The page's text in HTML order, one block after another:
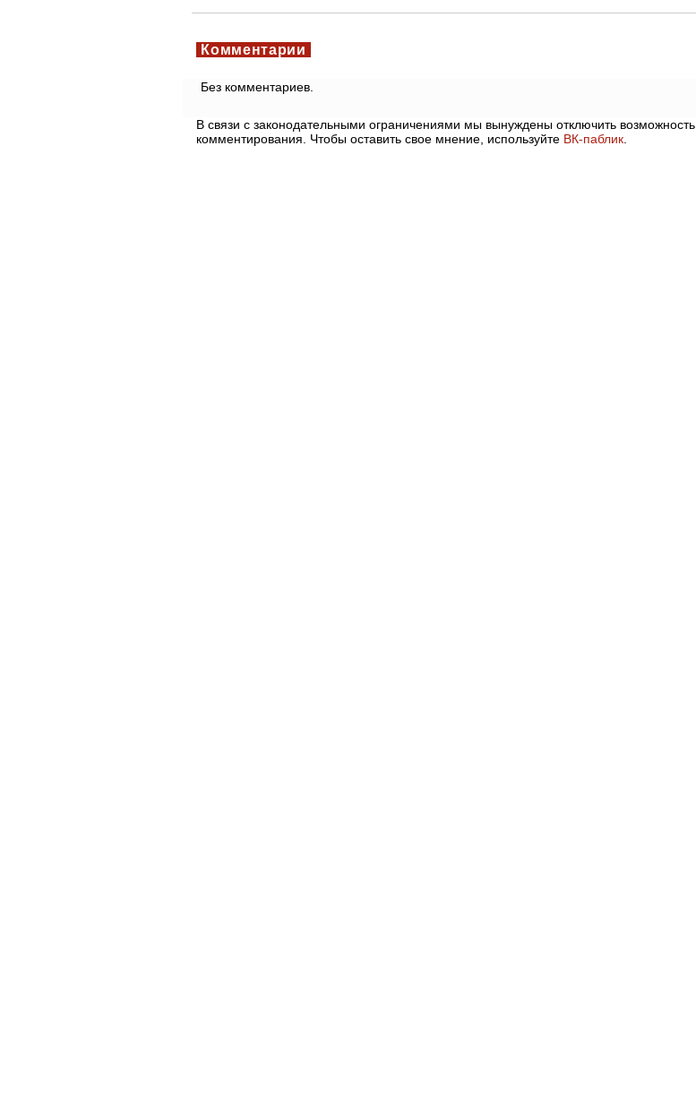
Комментарии
Без комментариев.
В связи с законодательными ограничениями мы вынуждены отключить возможность
комментирования. Чтобы оставить свое мнение, используйте ВК-паблик